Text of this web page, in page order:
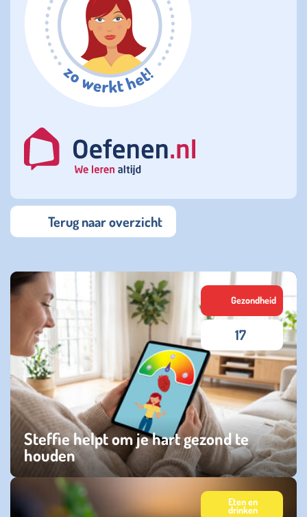
Terug naar overzicht
Steffie helpt om je hart gezond te
houden
woensdag 22 juli 2026
Gezondheid
17
Eten en
drinken